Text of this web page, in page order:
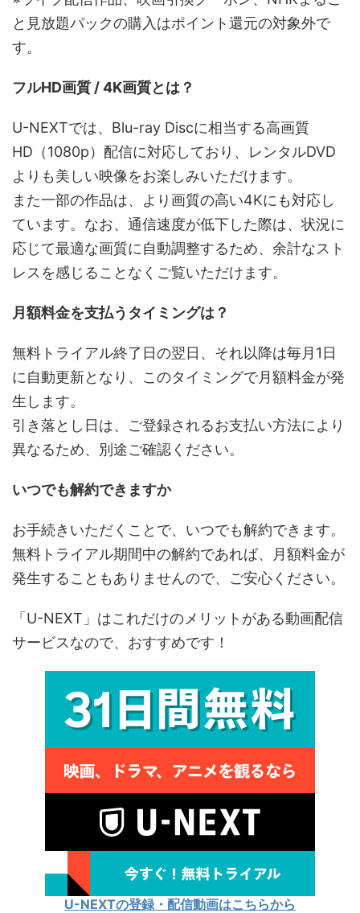
と見放題パックの購入はポイント還元の対象外で
す。
フルHD画質 / 4K画質とは？
U-NEXTでは、Blu-ray Discに相当する高画質
HD（1080p）配信に対応しており、レンタルDVD
よりも美しい映像をお楽しみいただけます。
また一部の作品は、より画質の高い4Kにも対応し
ています。なお、通信速度が低下した際は、状況に
応じて最適な画質に自動調整するため、余計なスト
レスを感じることなくご覧いただけます。
月額料金を支払うタイミングは？
無料トライアル終了日の翌日、それ以降は毎月1日
に自動更新となり、このタイミングで月額料金が発
生します。
引き落とし日は、ご登録されるお支払い方法により
異なるため、別途ご確認ください。
いつでも解約できますか
お手続きいただくことで、いつでも解約できます。
無料トライアル期間中の解約であれば、月額料金が
発生することもありませんので、ご安心ください。
「U-NEXT」はこれだけのメリットがある動画配信
サービスなので、おすすめです！
U-NEXTの登録・配信動画はこちらから